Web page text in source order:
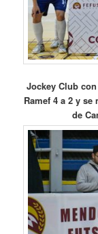
Jockey Club
Ramef 4 a 2 y
de